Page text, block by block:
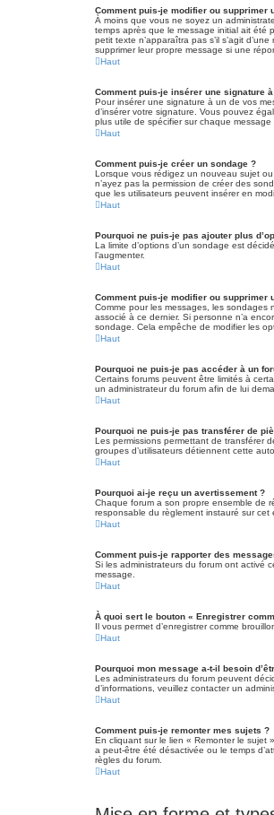
Comment puis-je modifier ou supprimer
À moins que vous ne soyez un
temps après que le message initial ait été
petit texte n’apparaîtra pas s’il s’agit
supprimer leur propre message si une
Haut
Comment puis-je insérer une signature
Pour insérer une signature à un de vos
d’insérer votre signature. Vous pouvez
plus utile de spécifier sur chaque message
Haut
Comment puis-je créer un sondage ?
Lorsque vous rédigez un nouveau sujet
n’ayez pas la permission de créer des
que les utilisateurs peuvent insérer en
Haut
Pourquoi ne puis-je pas ajouter plus
La limite d’options d’un sondage est
l’augmenter.
Haut
Comment puis-je modifier ou supprimer
Comme pour les messages, les sondages
associé à ce dernier. Si personne n’a
sondage. Cela empêche de modifier les
Haut
Pourquoi ne puis-je pas accéder à un
Certains forums peuvent être limités à
un administrateur du forum afin de lui
Haut
Pourquoi ne puis-je pas transférer de
Les permissions permettant de transférer
groupes d’utilisateurs détiennent cette
Haut
Pourquoi ai-je reçu un avertissement ?
Chaque forum a son propre ensemble de
responsable du règlement instauré sur cet
Haut
Comment puis-je rapporter des
Si les administrateurs du forum ont activé
message.
Haut
À quoi sert le bouton « Enregistrer
Il vous permet d’enregistrer comme
Haut
Pourquoi mon message a-t-il besoin
Les administrateurs du forum peuvent
d’informations, veuillez contacter un
Haut
Comment puis-je remonter mes sujets ?
En cliquant sur le lien « Remonter le sujet
a peut-être été désactivée ou le temps
règles du forum.
Haut